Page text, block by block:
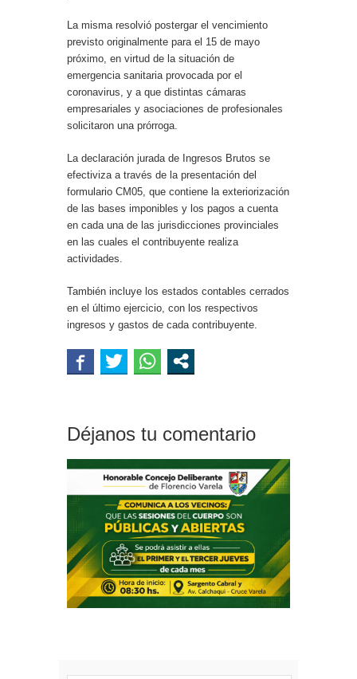
La misma resolvió postergar el vencimiento
previsto originalmente para el 15 de mayo
próximo, en virtud de la situación de
emergencia sanitaria provocada por el
coronavirus, y a que distintas cámaras
empresariales y asociaciones de profesionales
solicitaron una prórroga.
La declaración jurada de Ingresos Brutos se
efectiviza a través de la presentación del
formulario CM05, que contiene la exteriorización
de las bases imponibles y los pagos a cuenta
en cada una de las jurisdicciones provinciales
en las cuales el contribuyente realiza
actividades.
También incluye los estados contables cerrados
en el último ejercicio, con los respectivos
ingresos y gastos de cada contribuyente.
Déjanos tu comentario